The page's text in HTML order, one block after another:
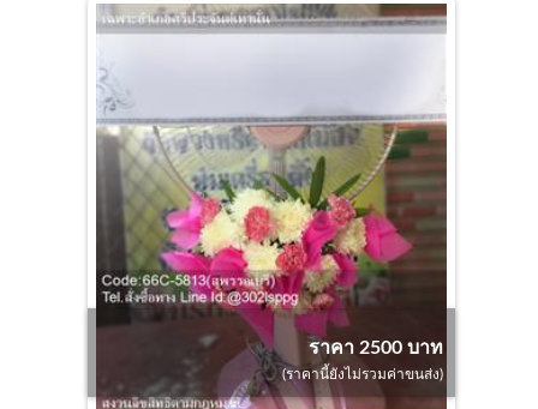
ราคา 2500 บาท
(ราคานี้ยังไม่รวมค่าขนส่ง)